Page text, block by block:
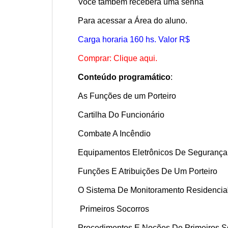
Você também receberá uma senha
Para acessar a Área do aluno.
Carga horaria 160 hs. Valor R$
Comprar: Clique aqui.
Conteúdo programático:
As Funções de um Porteiro
Cartilha Do Funcionário
Combate A Incêndio
Equipamentos Eletrônicos De Segurança
Funções E Atribuições De Um Porteiro
O Sistema De Monitoramento Residencial
Primeiros Socorros